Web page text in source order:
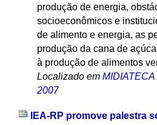
produção de energia,
socioeconômicos e
de alimento e energia, as
produção da cana de
à produção de alimentos
Localizado em MIDIATECA
2007
IEA-RP promove palestra